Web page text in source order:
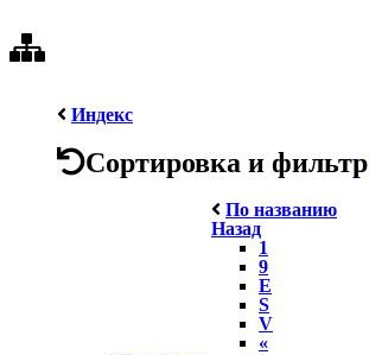
Индекс
Сортировка и фильтр
По названию
Назад
1
9
E
S
V
«